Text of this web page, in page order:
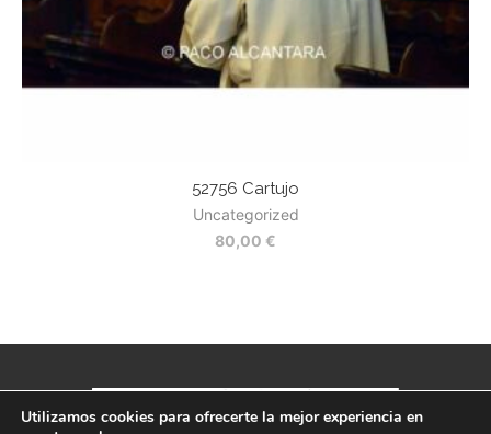
52756 Cartujo
Uncategorized
80,00 €
Utilizamos cookies para ofrecerte la mejor experiencia en